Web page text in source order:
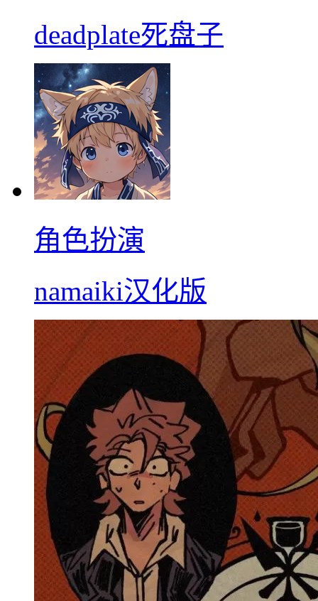
deadplate死盘子
角色扮演
namaiki汉化版